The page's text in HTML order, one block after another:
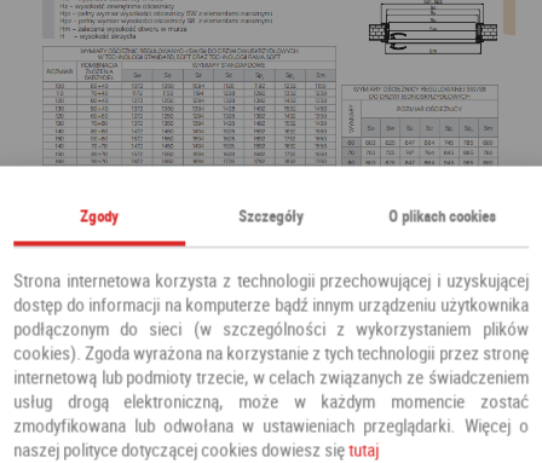
Zgody Szczegóły O plikach cookies
Strona internetowa korzysta z technologii przechowującej i uzyskującej
dostęp do informacji na komputerze bądź innym urządzeniu użytkownika
podłączonym do sieci (w szczególności z wykorzystaniem plików
cookies). Zgoda wyrażona na korzystanie z tych technologii przez stronę
internetową lub podmioty trzecie, w celach związanych ze świadczeniem
usług drogą elektroniczną, może w każdym momencie zostać
zmodyfikowana lub odwołana w ustawieniach przeglądarki. Więcej o
naszej polityce dotyczącej cookies dowiesz siętutaj